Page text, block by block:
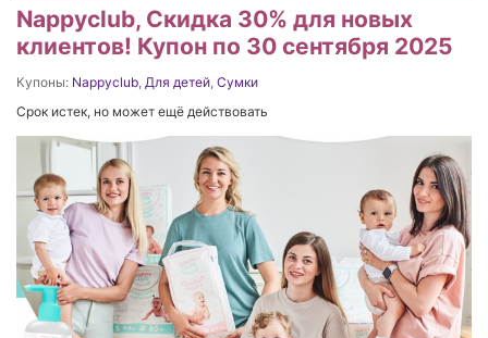
Nappyclub, Скидка 30% для новых
клиентов! Купон по 30 сентября 2025
Купоны: Nappyclub, Для детей, Сумки
Срок истек, но может ещё действовать